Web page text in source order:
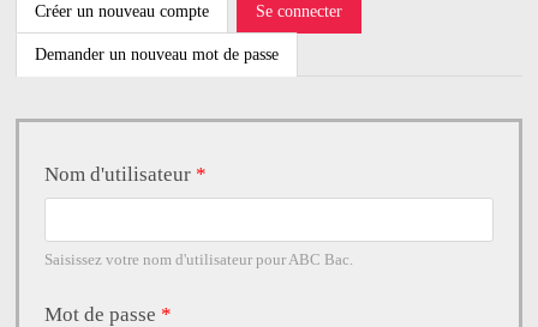
Créer un nouveau compte Se connecter
actif)
Demander un nouveau mot de passe
Nom d'utilisateur *
Saisissez votre nom d'utilisateur pour ABC Bac.
Mot de passe *